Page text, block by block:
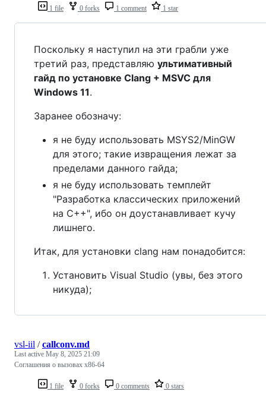
1 file 0 forks 1 comment 1 star
Поскольку я наступил на эти грабли уже
третий раз, представляю ультимативный
гайд по установке Clang + MSVC для
Windows 11.
Заранее обозначу:
я не буду использовать MSYS2/MinGW
для этого; такие извращения лежат за
пределами данного гайда;
я не буду использовать темплейт
"Разработка классических приложений
на C++", ибо он доустанавливает кучу
лишнего.
Итак, для установки clang нам понадобится:
Установить Visual Studio (увы, без этого
никуда);
1 file 0 forks 0 comments 0 stars
vsl-iil /callconv.md
Last active May 8, 2025 21:09
Соглашения о вызовах x86-64